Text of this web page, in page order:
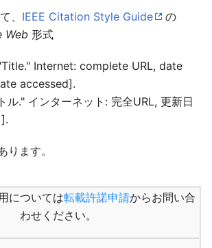
、 IEEE Citation Style Guide
の
Web 形式
Internet: complete URL, date
accessed].
ル." インターネット: 完全URL, 更新日
ります。
については転載許諾申請からお問い合
わせください。